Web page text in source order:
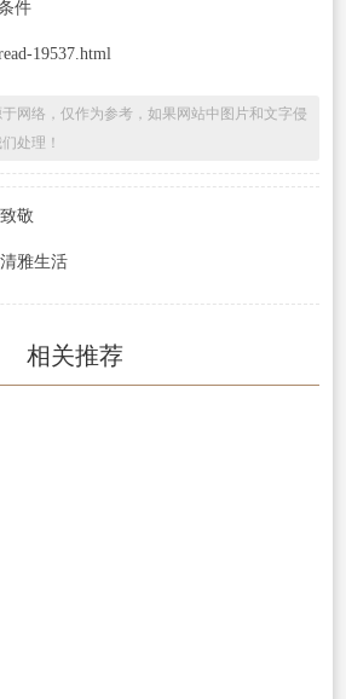
件
19537.html
网络，仅作为参考，如果网站中图片和文字侵
处理！
敬
雅生活
相关推荐